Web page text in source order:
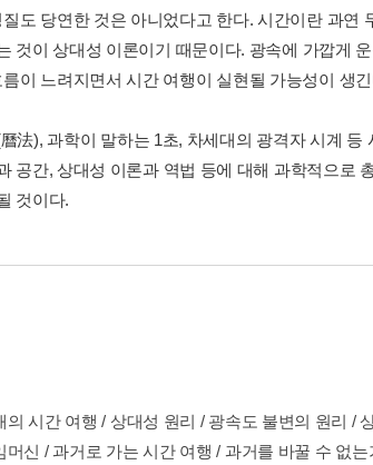
도 당연한 것은 아니었다고 한다. 시간이란 과연
것이 상대성 이론이기 때문이다. 광속에 가깝게
이 느려지면서 시간 여행이 실현될 가능성이 생
法), 과학이 말하는 1초, 차세대의 광격자 시계 등
공간, 상대성 이론과 역법 등에 대해 과학적으로
것이다.
시간 여행 / 상대성 원리 / 광속도 불변의 원리 /
신 / 과거로 가는 시간 여행 / 과거를 바꿀 수 없